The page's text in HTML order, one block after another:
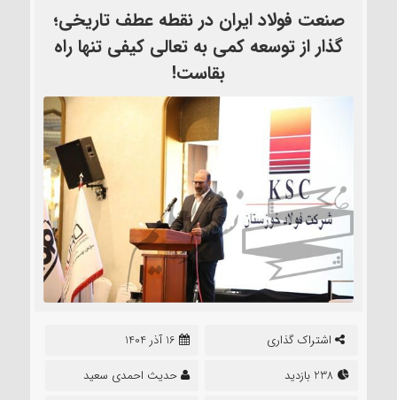
صنعت فولاد ایران در نقطه عطف تاریخی؛
گذار از توسعه کمی به تعالی کیفی تنها راه
بقاست!
اشتراک گذاری
16 آذر 1404
حدیث احمدی سعید